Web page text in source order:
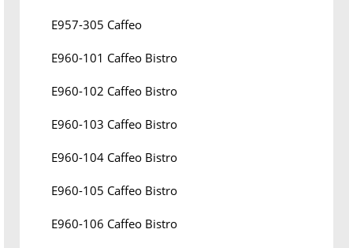
E957-305 Caffeo
E960-101 Caffeo Bistro
E960-102 Caffeo Bistro
E960-103 Caffeo Bistro
E960-104 Caffeo Bistro
E960-105 Caffeo Bistro
E960-106 Caffeo Bistro